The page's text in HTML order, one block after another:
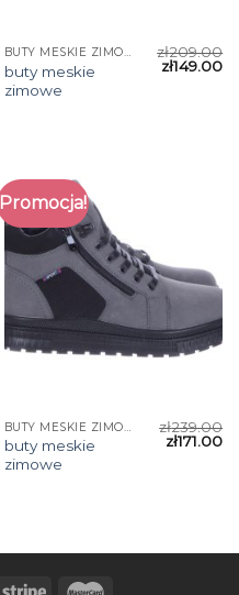
BUTY MESKIE ZIMOWE
buty meskie
zimowe
zł209.00
zł149.00
Promocja!
buty meskie
zimowe
zł239.00
zł171.00